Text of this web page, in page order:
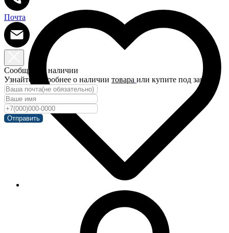
Почта
Сообщить о наличии
Узнайте подробнее о наличии товара или купите под заказ!
Отправить